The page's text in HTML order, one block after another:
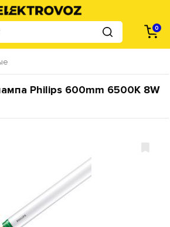
0
Philips 600mm 6500К 8W